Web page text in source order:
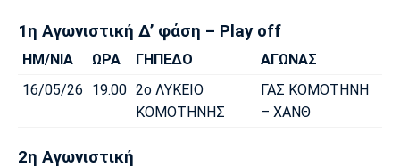
1η Αγωνιστική Δ’ φάση – Play off
ΗΜ/ΝΙΑ ΩΡΑ ΓΗΠΕΔΟ
ΑΓΩΝΑΣ
16/05/26
19.00 2ο ΛΥΚΕΙΟ
ΚΟΜΟΤΗΝΗΣ
ΓΑΣ ΚΟΜΟΤΗΝΗ
– ΧΑΝΘ
2η Αγωνιστική